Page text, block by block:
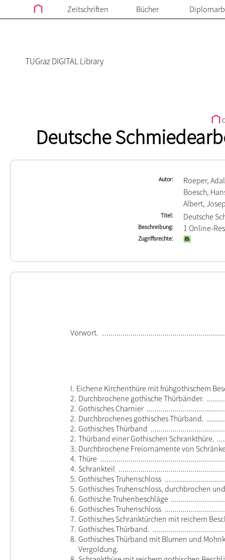
Zeitschriften Bücher
TUGraz DIGITAL Library
Deutsche
Autor
Roeper,
Boesch,
Albert,
Titel Deutsche
Beschreibung 1 Online-
Zugriffsrechte
Vorwort.
I. Eichene Kirchenthüre mit frühgothischem
2. Durchbrochene gothische Thürbänder.
2. Gothisches Charnier
2. Durchbrochenes gothisches Thürband.
2. Gothisches Thürband
2. Thürband einer Gothischen Schrankthüre.
3. Durchbrochene Freiornamente von
4. Thüre
4. Schrankteil
5. Gothisches Truhenschloss
5. Gothisches Truhenschloss, durchbrochen
6. Gothische Truhenbeschläge
6. Gothisches Truhenschloss
7. Gothisches Schranktürchen mit reichem
7. Gothisches Thürband.
8. Gothisches Thürband mit Blumen und
Vergoldung.